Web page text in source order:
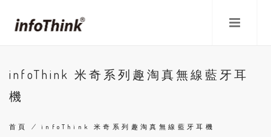
infoThink 米奇系列趣淘真無線藍牙耳
機
首頁 /infoThink 米奇系列趣淘真無線藍牙耳機